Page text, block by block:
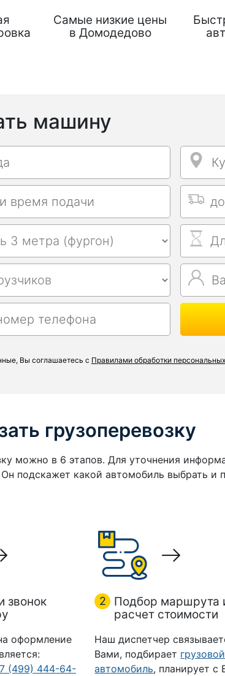
Самые низкие цены
в Домодедово
машину
Куда
время подачи
заказа Ваше имя
Вы соглашаетесь с Правилами обработки
грузоперевозку
можно в 6 этапов. Для уточнения
подскажет какой автомобиль выбрать и
звонок
оформление
(499) 444-64-
2
Подбор маршрута
расчет стоимости
Наш диспетчер
Вами, подбирает грузовой
автомобиль, планирует с